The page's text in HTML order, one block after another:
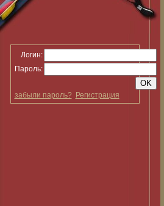
Логин:
Пароль:
забыли пароль? Регистрация